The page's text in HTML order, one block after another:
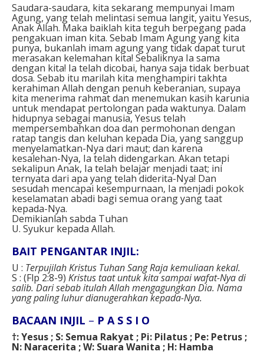
Saudara-saudara, kita sekarang mempunyai Imam
Agung, yang telah melintasi semua langit, yaitu Yesus,
Anak Allah. Maka baiklah kita teguh berpegang pada
pengakuan iman kita. Sebab Imam Agung yang kita
punya, bukanlah imam agung yang tidak dapat turut
merasakan kelemahan kita! Sebaliknya Ia sama
dengan kita! Ia telah dicobai, hanya saja tidak berbuat
dosa. Sebab itu marilah kita menghampiri takhta
kerahiman Allah dengan penuh keberanian, supaya
kita menerima rahmat dan menemukan kasih karunia
untuk mendapat pertolongan pada waktunya. Dalam
hidupnya sebagai manusia, Yesus telah
mempersembahkan doa dan permohonan dengan
ratap tangis dan keluhan kepada Dia, yang sanggup
menyelamatkan-Nya dari maut; dan karena
kesalehan-Nya, Ia telah didengarkan. Akan tetapi
sekalipun Anak, Ia telah belajar menjadi taat; ini
ternyata dari apa yang telah diderita-Nya! Dan
sesudah mencapai kesempurnaan, Ia menjadi pokok
keselamatan abadi bagi semua orang yang taat
kepada-Nya.
Demikianlah sabda Tuhan
U. Syukur kepada Allah.
BAIT PENGANTAR INJIL:
U : Terpujilah Kristus Tuhan Sang Raja kemuliaan kekal.
S : (Flp 2:8-9) Kristus taat untuk kita sampai wafat-Nya di
salib. Dari sebab itulah Allah mengagungkan Dia. Nama
yang paling luhur dianugerahkan kepada-Nya.
BACAAN INJIL – P A S S I O
†: Yesus ; S: Semua Rakyat ; Pi: Pilatus ; Pe: Petrus ;
N: Naracerita ; W: Suara Wanita ; H: Hamba